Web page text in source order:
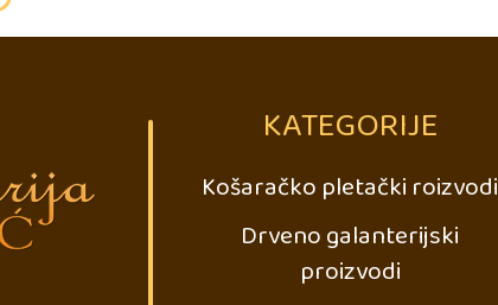
KATEGORIJE
Košaračko pletački roizvodi
Drveno galanterijski
proizvodi